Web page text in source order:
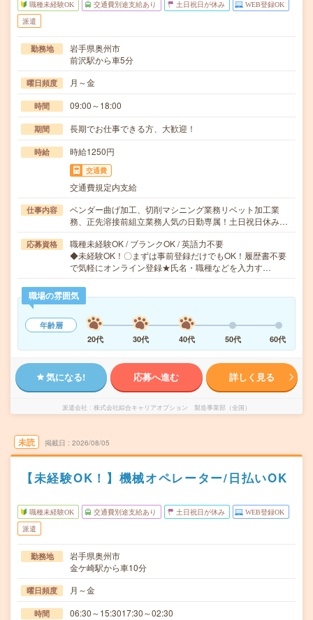
職種未経験OK 交通費別途支給あり 土日祝日が休み WEB登録OK
派遣
勤務地
岩手県奥州市
前沢駅から車5分
曜日頻度 月～金
時間 09:00～18:00
期間 長期でお仕事できる方、大歓迎！
時給 時給1250円
交通費
交通費規定内支給
仕事内容
ベンダー曲げ加工、切削マシニング業務リベット加工業
務、正先溶接前組立業務人気の日勤専属！土日祝日休み…
応募資格
職種未経験OK / ブランクOK / 英語力不要
◆未経験OK！〇まずは事前登録だけでもOK！履歴書不要
で気軽にオンライン登録★氏名・職種などを入力す…
職場の雰囲気
年齢層
20代
30代 40代 50代 60代
気になる! 応募へ進む 詳しく見る
派遣会社 株式会社綜合キャリアオプション 製造事業部（全国）
未読 掲載日 2026/08/05
【未経験OK！】機械オペレーター/日払いOK
職種未経験OK 交通費別途支給あり 土日祝日が休み WEB登録OK
派遣
勤務地
岩手県奥州市
金ケ崎駅から車10分
曜日頻度 月～金
時間 06:30～15:3017:30～02:30